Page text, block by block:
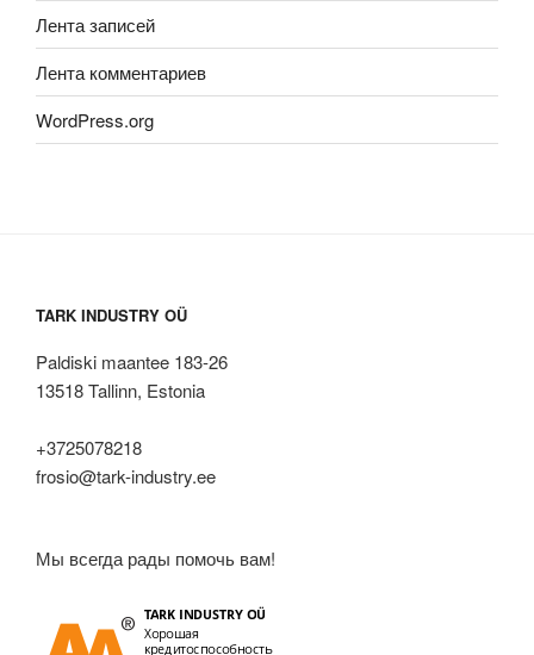
Лента записей
Лента комментариев
WordPress.org
TARK INDUSTRY OÜ
Paldiski maantee 183-26
13518 Tallinn, Estonia
+3725078218
frosio@tark-industry.ee
Мы всегда рады помочь вам!